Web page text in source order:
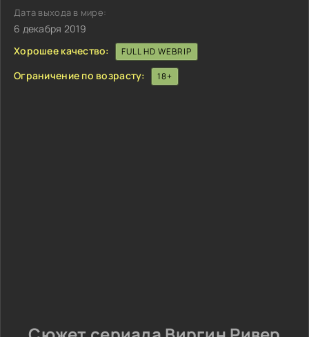
Дата выхода в мире:
6 декабря 2019
Хорошее качество:
FULL HD WEBRIP
Ограничение по возрасту: 18+